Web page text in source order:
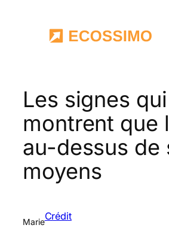
Les signes qui
montrent que
au-dessus de
moyens
MarieCrédit